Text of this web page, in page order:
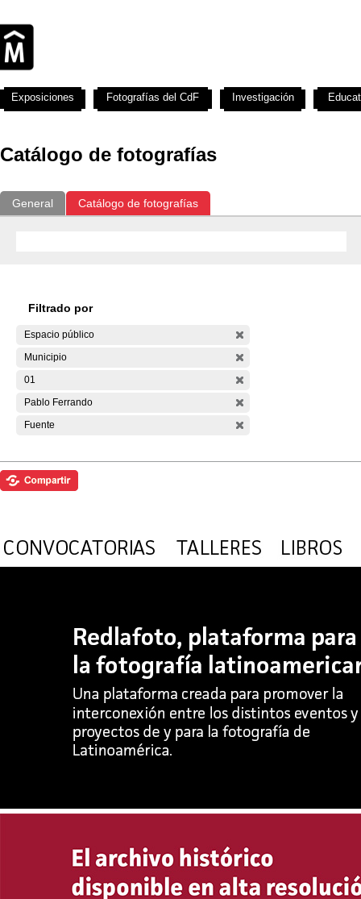
Catálogo de fotografías
General Catálogo de fotografías
Filtrado por
Espacio público
Municipio
01
Pablo Ferrando
Fuente
Exposiciones Fotografías del CdF Investigación